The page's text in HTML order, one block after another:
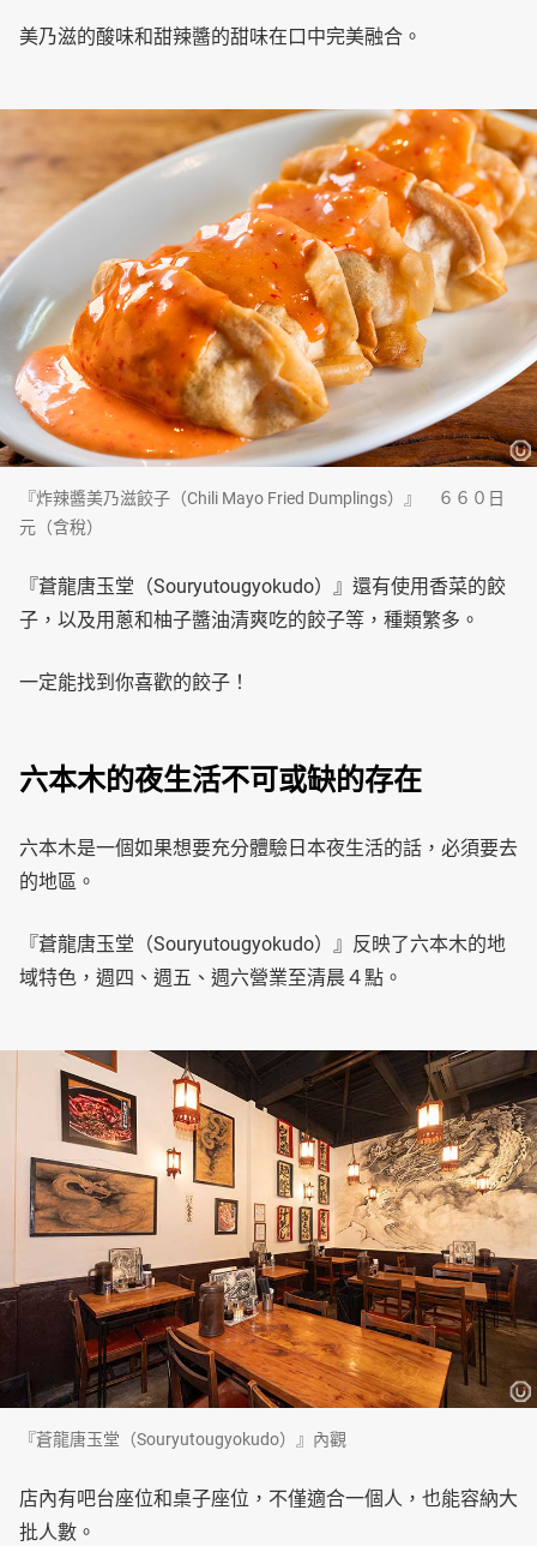
美乃滋的酸味和甜辣醬的甜味在口中完美融合。
『炸辣醬美乃滋餃子（Chili Mayo Fried Dumplings）』 ６６０日
元（含稅）
『蒼龍唐玉堂（Souryutougyokudo）』還有使用香菜的餃
子，以及用蔥和柚子醬油清爽吃的餃子等，種類繁多。
一定能找到你喜歡的餃子！
六本木的夜生活不可或缺的存在
六本木是一個如果想要充分體驗日本夜生活的話，必須要去
的地區。
『蒼龍唐玉堂（Souryutougyokudo）』反映了六本木的地
域特色，週四、週五、週六營業至清晨４點。
『蒼龍唐玉堂（Souryutougyokudo）』內觀
店內有吧台座位和桌子座位，不僅適合一個人，也能容納大
批人數。